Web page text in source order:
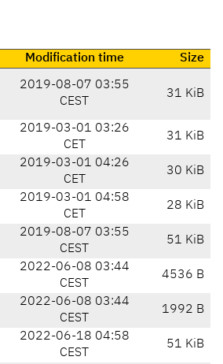
Modification time
Size
2019-08-07 03:55
CEST
31 KiB
2019-03-01 03:26
CET
31 KiB
2019-03-01 04:26
CET
30 KiB
2019-03-01 04:58
CET
28 KiB
2019-08-07 03:55
CEST
51 KiB
2022-06-08 03:44
CEST
4536 B
2022-06-08 03:44
CEST
1992 B
2022-06-18 04:58
CEST
51 KiB